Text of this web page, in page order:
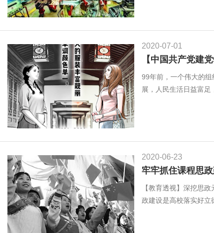
2020-07-01
【中国共产党建
99年前，一个伟大的
展，人民生活日益富
2020-06-23
牢牢抓住课程思
【教育透视】深挖
政建设是高校落实好立